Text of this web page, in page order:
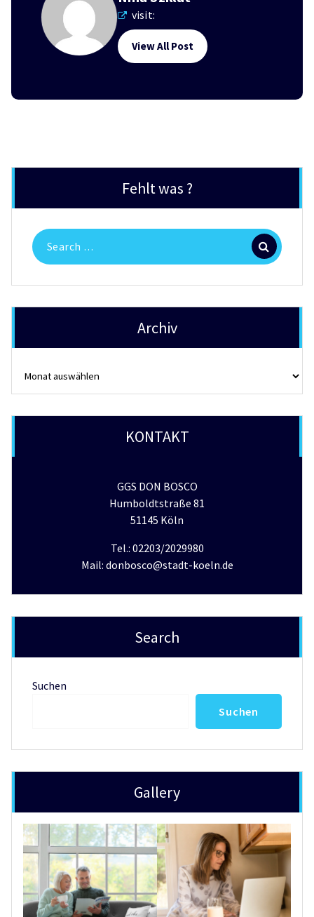
visit:
View All Post
Fehlt was ?
Search
for:
Archiv
KONTAKT
GGS DON BOSCO
Humboldtstraße 81
51145 Köln
Tel.: 02203/2029980
Mail: donbosco@stadt-koeln.de
Search
Suchen
Suchen
Gallery